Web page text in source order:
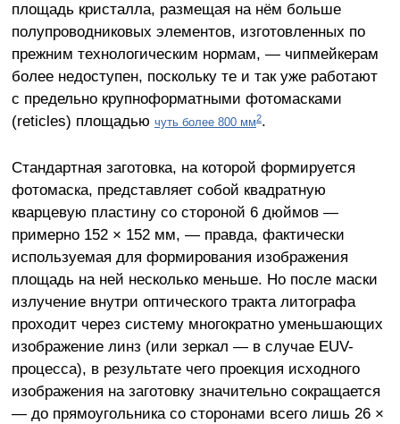
площадь кристалла, размещая на нём больше
полупроводниковых элементов, изготовленных по
прежним технологическим нормам, — чипмейкерам
более недоступен, поскольку те и так уже работают
с предельно крупноформатными фотомасками
(reticles) площадью чуть более 800 мм2.
Стандартная заготовка, на которой формируется
фотомаска, представляет собой квадратную
кварцевую пластину со стороной 6 дюймов —
примерно 152 × 152 мм, — правда, фактически
используемая для формирования изображения
площадь на ней несколько меньше. Но после маски
излучение внутри оптического тракта литографа
проходит через систему многократно уменьшающих
изображение линз (или зеркал — в случае EUV-
процесса), в результате чего проекция исходного
изображения на заготовку значительно сокращается
— до прямоугольника со сторонами всего лишь 26 ×